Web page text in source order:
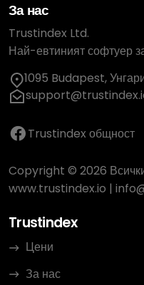
За нас
Trustindex Ltd.
Най-евтиният софтуер
1095 Budapest,
Trustindex общност
Copyright © 2026
www.trustindex.io |
Trustindex
Цени
За нас